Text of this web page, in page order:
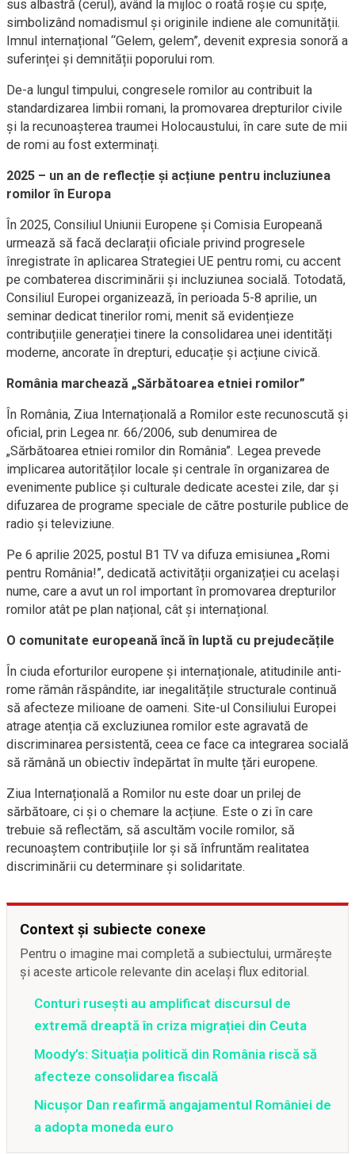
sus albastră (cerul), având la mijloc o roată roșie cu spițe,
simbolizând nomadismul și originile indiene ale comunității.
Imnul internațional “Gelem, gelem”, devenit expresia sonoră a
suferinței și demnității poporului rom.
De-a lungul timpului, congresele romilor au contribuit la
standardizarea limbii romani, la promovarea drepturilor civile
și la recunoașterea traumei Holocaustului, în care sute de mii
de romi au fost exterminați.
2025 – un an de reflecție și acțiune pentru incluziunea
romilor în Europa
În 2025, Consiliul Uniunii Europene și Comisia Europeană
urmează să facă declarații oficiale privind progresele
înregistrate în aplicarea Strategiei UE pentru romi, cu accent
pe combaterea discriminării și incluziunea socială. Totodată,
Consiliul Europei organizează, în perioada 5-8 aprilie, un
seminar dedicat tinerilor romi, menit să evidențieze
contribuțiile generației tinere la consolidarea unei identități
moderne, ancorate în drepturi, educație și acțiune civică.
România marchează „Sărbătoarea etniei romilor”
În România, Ziua Internațională a Romilor este recunoscută și
oficial, prin Legea nr. 66/2006, sub denumirea de
„Sărbătoarea etniei romilor din România”. Legea prevede
implicarea autorităților locale și centrale în organizarea de
evenimente publice și culturale dedicate acestei zile, dar și
difuzarea de programe speciale de către posturile publice de
radio și televiziune.
Pe 6 aprilie 2025, postul B1 TV va difuza emisiunea „Romi
pentru România!”, dedicată activității organizației cu același
nume, care a avut un rol important în promovarea drepturilor
romilor atât pe plan național, cât și internațional.
O comunitate europeană încă în luptă cu prejudecățile
În ciuda eforturilor europene și internaționale, atitudinile anti-
rome rămân răspândite, iar inegalitățile structurale continuă
să afecteze milioane de oameni. Site-ul Consiliului Europei
atrage atenția că excluziunea romilor este agravată de
discriminarea persistentă, ceea ce face ca integrarea socială
să rămână un obiectiv îndepărtat în multe țări europene.
Ziua Internațională a Romilor nu este doar un prilej de
sărbătoare, ci și o chemare la acțiune. Este o zi în care
trebuie să reflectăm, să ascultăm vocile romilor, să
recunoaștem contribuțiile lor și să înfruntăm realitatea
discriminării cu determinare și solidaritate.
Context și subiecte conexe
Pentru o imagine mai completă a subiectului, urmărește
și aceste articole relevante din același flux editorial.
Conturi rusești au amplificat discursul de
extremă dreaptă în criza migrației din Ceuta
Moody’s: Situația politică din România riscă să
afecteze consolidarea fiscală
Nicușor Dan reafirmă angajamentul României de
a adopta moneda euro